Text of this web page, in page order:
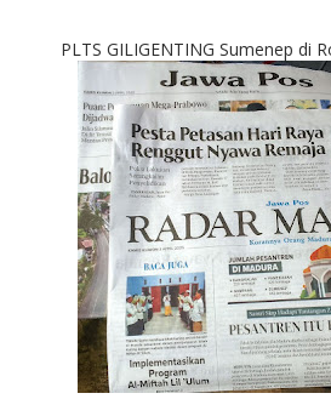
PLTS GILIGENTING Sumenep di